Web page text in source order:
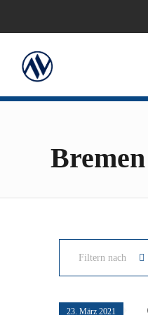
Bremen
Filtern nach
23. März 2021